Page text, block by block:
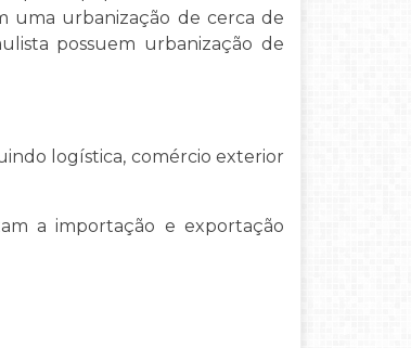
uma urbanização de cerca de
possuem urbanização de
logística, comércio exterior
a importação e exportação